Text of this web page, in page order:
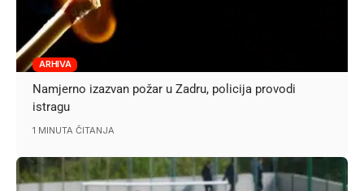
ARHIVA
Namjerno izazvan požar u Zadru, policija provodi
istragu
1 MINUTA ČITANJA